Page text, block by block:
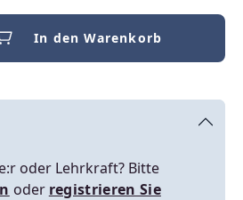
In den Warenkorb
oder Lehrkraft? Bitte
oder registrieren Sie